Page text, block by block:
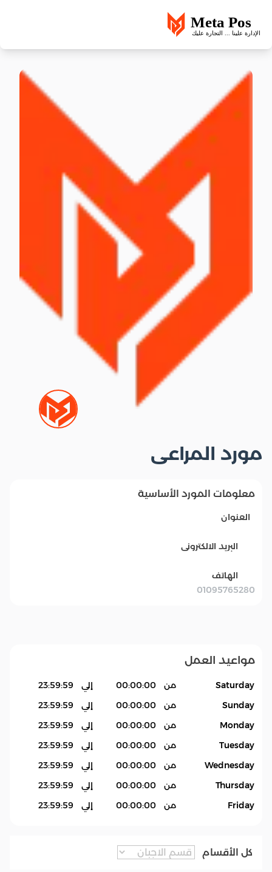
مورد المراعى
معلومات المورد الأساسية
العنوان
البريد الالكترونى
الهاتف
01095765280
مواعيد العمل
Saturday من 00:00:00 إلي
23:59:59
Sunday
من 00:00:00 إلي
23:59:59
Monday
من 00:00:00 إلي
23:59:59
Tuesday
من 00:00:00 إلي
23:59:59
Wednesday
من 00:00:00 إلي
23:59:59
Thursday
من 00:00:00 إلي
23:59:59
Friday
من 00:00:00 إلي 23:59:59
كل الأقسام